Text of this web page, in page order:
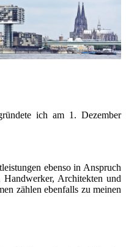
ich am 1. Dezember
ebenso in Anspruch
Handwerker, Architekten und
zählen ebenfalls zu meinen